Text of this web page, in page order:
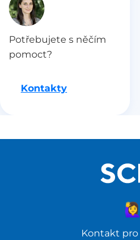
Potřebujete s něčím
pomoct?
Kontakty
Kontakt
🙋‍♀️